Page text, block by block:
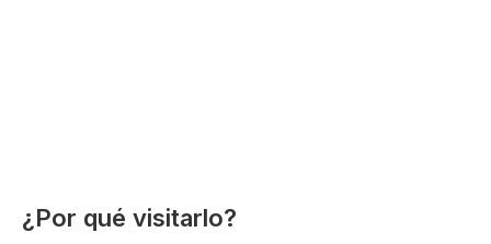
¿Por qué visitarlo?